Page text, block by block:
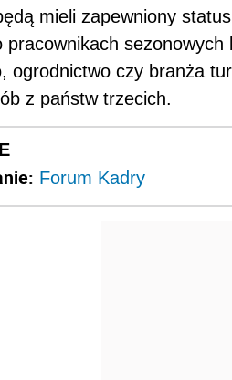
mieli zapewniony
pracownikach
ogrodnictwo czy branża
z państw trzecich.
Forum Kadry